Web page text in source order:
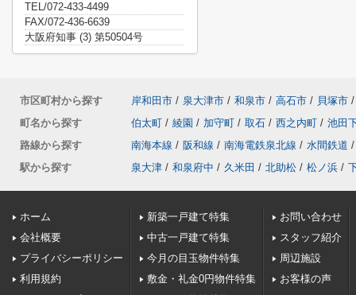
TEL/072-433-4499
FAX/072-436-6639
大阪府知事 (3) 第50504号
市区町村から探す 岸和田市 / 泉大津市 / 和泉市 / 高石市 / 貝塚市 /
町名から探す
伯太町 / 綾園 / 加守町 / 取石 / 西之内町 / 池田
路線から探す
南海本線 / 阪和線 / 南海電鉄泉北線 / 水間鉄道 /
駅から探す
泉大津 / 和泉府中 / 久米田 / 北助松 / 松ノ浜 /
ホーム
会社概要
プライバシーポリシー
利用規約
新築一戸建て特集
中古一戸建て特集
今月の目玉物件特集
敷金・礼金0円物件特集
お問い合わせ
スタッフ紹介
周辺施設
お客様の声